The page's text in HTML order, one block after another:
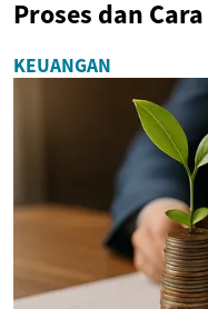
Proses dan
KEUANGAN